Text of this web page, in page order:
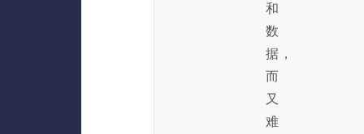
和
数
据，
而
又
难